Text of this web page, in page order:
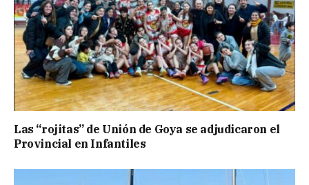
Las “rojitas” de Unión de Goya se adjudicaron el
Provincial en Infantiles